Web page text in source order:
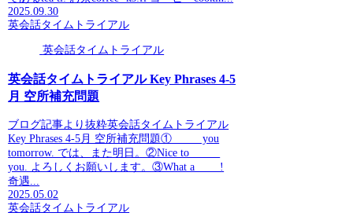
2025.09.30
英会話タイムトライアル
英会話タイムトライアル
英会話タイムトライアル Key Phrases 4-5
月 空所補充問題
ブログ記事より抜粋英会話タイムトライアル
Key Phrases 4-5月 空所補充問題①_____ you
tomorrow. では、また明日。②Nice to _____
you. よろしくお願いします。③What a ____!
奇遇...
2025.05.02
英会話タイムトライアル